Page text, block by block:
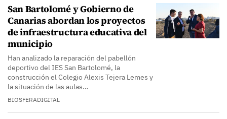
San Bartolomé y Gobierno de
Canarias abordan los proyectos
de infraestructura educativa del
municipio
Han analizado la reparación del pabellón
deportivo del IES San Bartolomé, la
construcción el Colegio Alexis Tejera Lemes y
la situación de las aulas…
BIOSFERADIGITAL